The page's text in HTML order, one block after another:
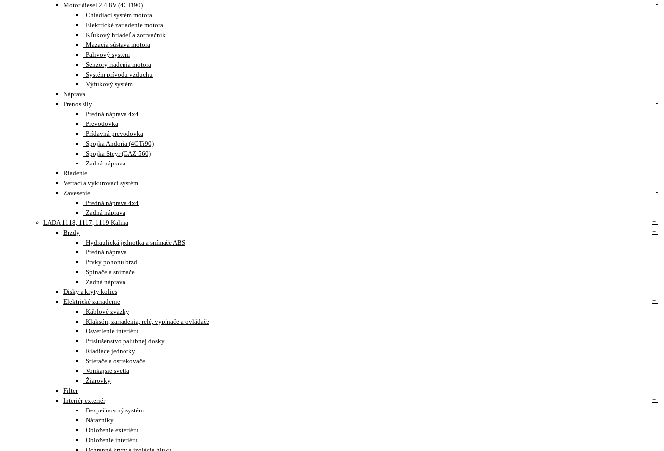
Motor diesel 2.4 8V (4CTi90)
+-
Chladiaci systém motora
Elektrické zariadenie motora
Kľukový hriadeľ a zotrvačník
Mazacia sústava motora
Palivový systém
Senzory riadenia motora
Systém prívodu vzduchu
Výfukový systém
Náprava
Prenos sily
+-
Predná náprava 4x4
Prevodovka
Prídavná prevodovka
Spojka Andoria (4CTi90)
Spojka Steyr (GAZ-560)
Zadná náprava
Riadenie
Vetrací a vykurovací systém
Zavesenie
+-
Predná náprava 4x4
Zadná náprava
LADA 1118, 1117, 1119 Kalina
+-
Brzdy
+-
Hydraulická jednotka a snímače ABS
Predná náprava
Prvky pohonu bŕzd
Spínače a snímače
Zadná náprava
Disky a kryty kolies
Elektrické zariadenie
+-
Káblové zväzky
Klaksón, zariadenia, relé, vypínače a ovládače
Osvetlenie interiéru
Príslušenstvo palubnej dosky
Riadiace jednotky
Stierače a ostrekovače
Vonkajšie svetlá
Žiarovky
Filter
Interiér, exteriér
+-
Bezpečnostný systém
Nárazníky
Obloženie exteriéru
Obloženie interiéru